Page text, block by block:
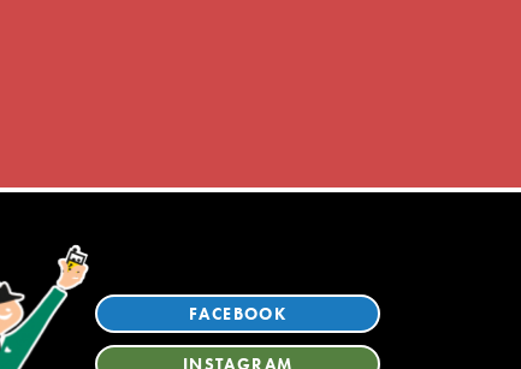
FACEBOOK
INSTAGRAM